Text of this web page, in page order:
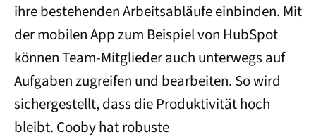
ihre bestehenden Arbeitsabläufe einbinden. Mit
der mobilen App zum Beispiel von HubSpot
können Team-Mitglieder auch unterwegs auf
Aufgaben zugreifen und bearbeiten. So wird
sichergestellt, dass die Produktivität hoch
bleibt. Cooby hat robuste